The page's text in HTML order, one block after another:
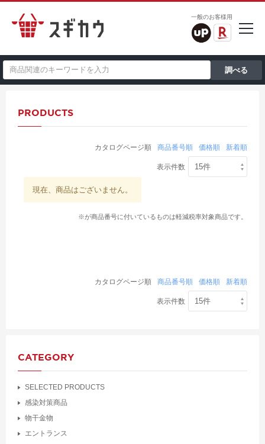
一般のお客様用
PRODUCTS
カタログページ順 商品番号順 価格順 新着順
表示件数
現在、商品はございません。
※が商品番号に付いているものは軽減税率対象商品です。
カタログページ順 商品番号順 価格順 新着順
表示件数
CATEGORY
SELECTED PRODUCTS
感染対策商品
物干金物
エントランス